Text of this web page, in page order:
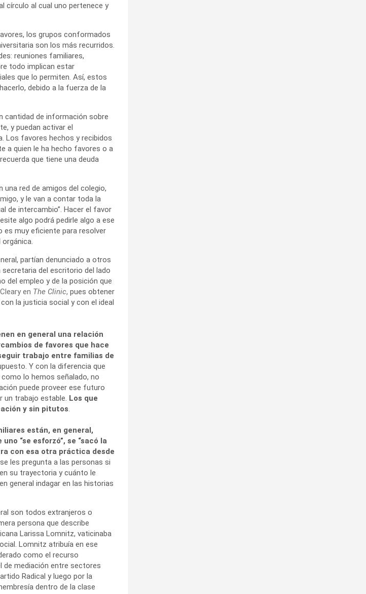
círculo al cual uno pertenece y
los grupos conformados
son los más recurridos.
reuniones familiares,
todo implican estar
que lo permiten. Así, estos
debido a la fuerza de la
cantidad de información sobre
y puedan activar el
Los favores hechos y recibidos
a quien le ha hecho favores o a
que tiene una deuda
red de amigos del colegio,
y le van a contar toda la
de intercambio”. Hacer el favor
algo podrá pedirle algo a ese
es muy eficiente para resolver
partían denunciado a otros
del escritorio del lado
del empleo y de la posición que
en The Clinic, pues obtener
la justicia social y con el ideal
en general una relación
de favores que hace
trabajo entre familias de
Y con la diferencia que
lo hemos señalado, no
puede proveer ese futuro
un trabajo estable. Los que
y sin pitutos
están, en general,
“se esforzó”, se “sacó la
con esa otra práctica desde
les pregunta a las personas si
su trayectoria y cuánto le
general indagar en las historias
son todos extranjeros o
persona que describe
Larissa Lomnitz, vaticinaba
Lomnitz atribuía en ese
como el recurso
de mediación entre sectores
Radical y luego por la
dentro de la clase